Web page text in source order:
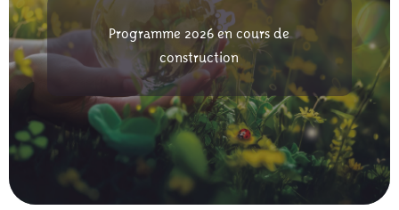
Programme 2026 en cours de
construction